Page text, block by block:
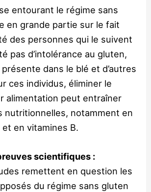
entourant le régime sans
en grande partie sur le fait
des personnes qui le suivent
pas d’intolérance au gluten,
dans le blé et d’autres
ces individus, éliminer le
alimentation peut entraîner
nutritionnelles, notamment en
en vitamines B.
scientifiques :
remettent en question les
du régime sans gluten